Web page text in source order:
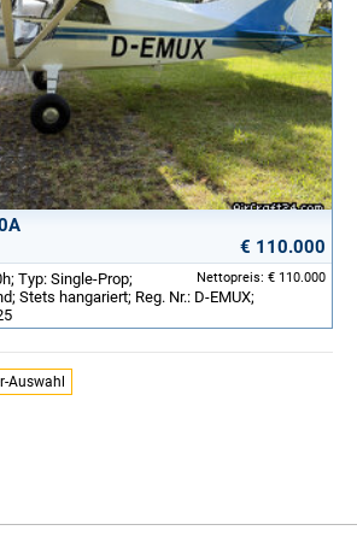
€ 110.000
Nettopreis: € 110.000
Typ: Single-Prop;
Stets hangariert; Reg. Nr.: D-EMUX;
Auswahl